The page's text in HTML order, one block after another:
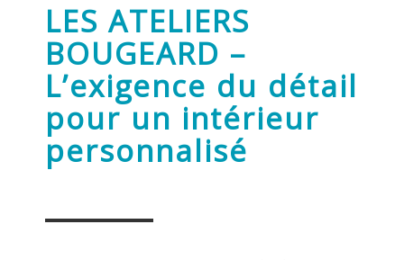
LES ATELIERS
BOUGEARD –
L’exigence du détail
pour un intérieur
personnalisé